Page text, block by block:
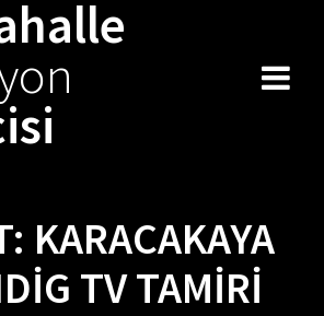
Skip
to
KARACAKAYA
TV TAMIRI